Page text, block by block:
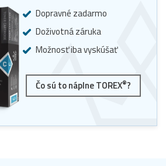
Dopravné zadarmo
Doživotná záruka
Možnosť iba vyskúšať
Čo sú to náplne TOREX®?